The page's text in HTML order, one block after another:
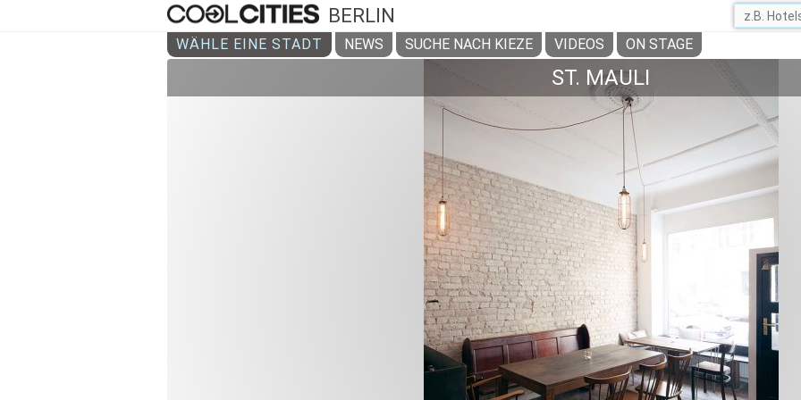
BERLIN
WÄHLE EINE STADT NEWS SUCHE NACH KIEZE VIDEOS ON STAGE
ST. MAULI